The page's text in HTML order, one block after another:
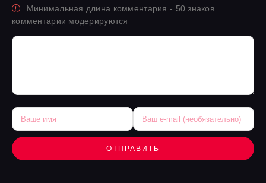
Минимальная длина комментария - 50 знаков.
комментарии модерируются
ОТПРАВИТЬ